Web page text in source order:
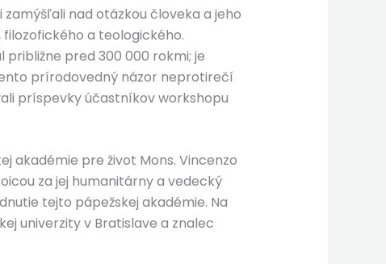
nad otázkou človeka a jeho
a teologického.
približne pred 300 000 rokmi; je
prírodovedný názor neprotirečí
príspevky účastníkov workshopu
akadémie pre život Mons. Vincenzo
za jej humanitárny a vedecký
tejto pápežskej akadémie. Na
univerzity v Bratislave a znalec